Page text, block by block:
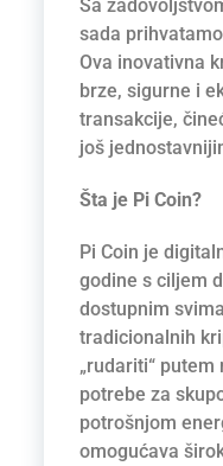
Sa
sada
Ova inovativna
brze, sigurne i
transakcije,
još
Šta je Pi Coin?
Pi Coin je
godine s ciljem
dostupnim
tradicionalnih
„rudariti“
potrebe za
potrošnjom
omogućava